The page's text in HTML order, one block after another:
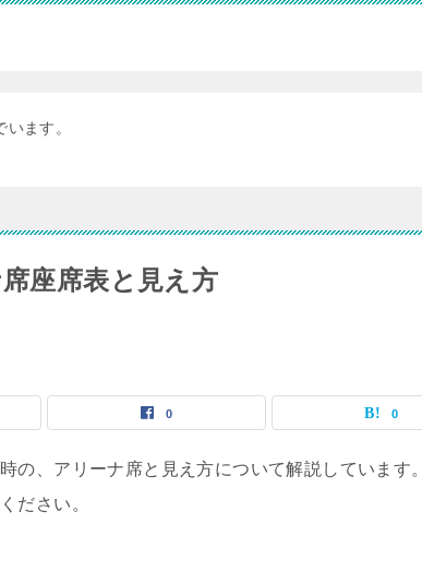
ます。
座席表と見え方
0 0
の、アリーナ席と見え方について解説しています。
ださい。